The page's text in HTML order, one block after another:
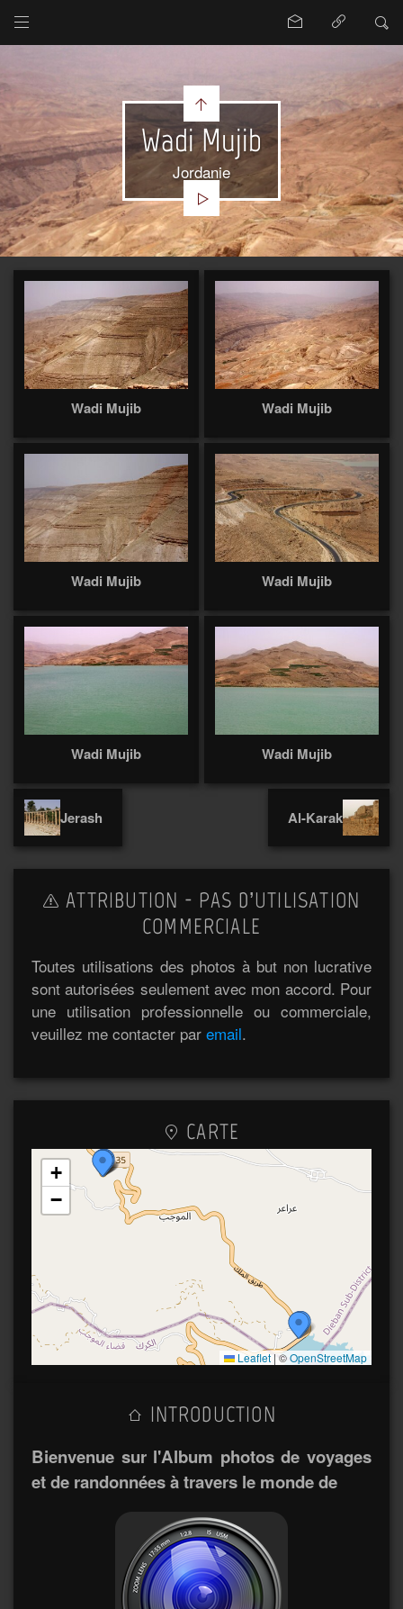
Wadi Mujib
Jordanie
Wadi Mujib Wadi Mujib
Wadi Mujib Wadi Mujib
Wadi Mujib Wadi Mujib
Jerash Al-Karak
ATTRIBUTION - PAS D’UTILISATION
COMMERCIALE
Toutes utilisations des photos à but non lucrative
sont autorisées seulement avec mon accord. Pour
une utilisation professionnelle ou commerciale,
veuillez me contacter par email.
CARTE
+
−
Leaflet|©OpenStreetMap
INTRODUCTION
Bienvenue sur l'Album photos de voyages
et de randonnées à travers le monde de